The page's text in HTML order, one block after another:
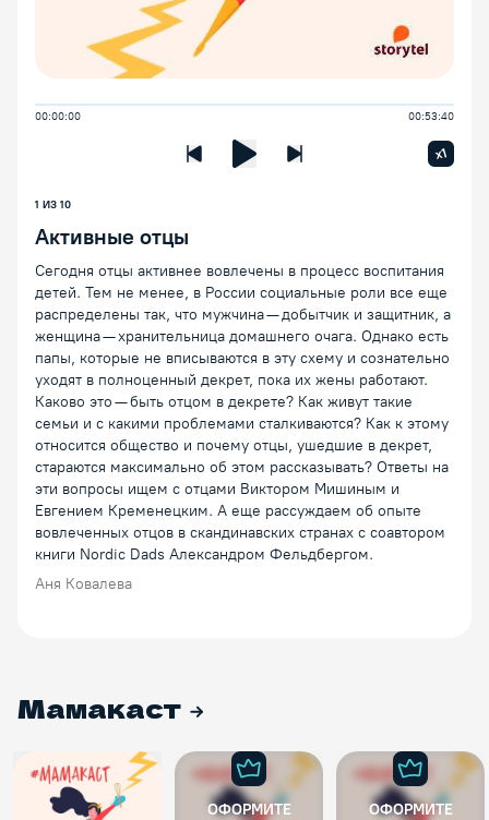
00:00:00 00:53:40
Предыдущая лекцияСледующая лекция
x1
1 ИЗ 10
Активные отцы
Сегодня отцы активнее вовлечены в процесс воспитания
детей. Тем не менее, в России социальные роли все еще
распределены так, что мужчина — добытчик и защитник, а
женщина — хранительница домашнего очага. Однако есть
папы, которые не вписываются в эту схему и сознательно
уходят в полноценный декрет, пока их жены работают.
Каково это — быть отцом в декрете? Как живут такие
семьи и с какими проблемами сталкиваются? Как к этому
относится общество и почему отцы, ушедшие в декрет,
стараются максимально об этом рассказывать? Ответы на
эти вопросы ищем с отцами Виктором Мишиным и
Евгением Кременецким. А еще рассуждаем об опыте
вовлеченных отцов в скандинавских странах с соавтором
книги Nordic Dads Александром Фельдбергом.
Аня Ковалева
Мамакаст
ОФОРМИТЕ
ОФОРМИТЕ